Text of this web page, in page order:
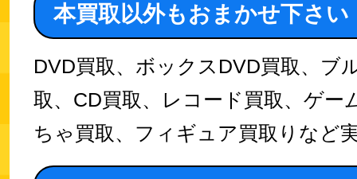
本買取以外もおまかせ下さい
DVD買取、ボックスDVD買取、ブ
取、CD買取、レコード買取、ゲー
ちゃ買取、フィギュア買取りなど